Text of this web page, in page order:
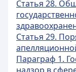
Статья 28.
Статья 29.
Параграф 1.